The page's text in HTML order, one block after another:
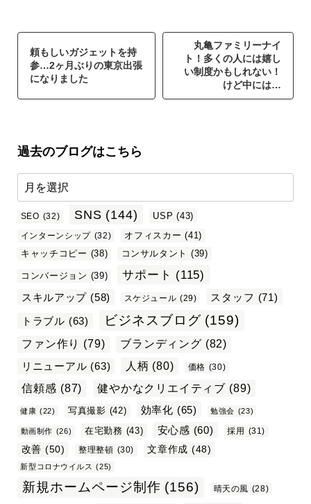
頼もしいガジェットを持
参…2ヶ月ぶりの東京出張
になりました
丸亀ファミリーナイ
ト！多くの人には嬉し
い制度かもしれない！
けど中には…
過去のブログはこちら
SEO (32) SNS (144) USP (43)
インターンシップ (32) オフィスカー (41)
キャッチコピー (38) コンサルタント (39)
コンバージョン (39) サポート (115)
スキルアップ (58) スケジュール (29) スタッフ (71)
トラブル (63) ビジネスブログ (159)
ファン作り (79) ブランディング (82)
リニューアル (63) 人柄 (80) 価格 (30)
信頼感 (87) 健やかなクリエイティブ (89)
健康 (22) 写真撮影 (42) 効率化 (65) 勉強会 (23)
動画制作 (26) 在宅勤務 (43) 安心感 (60) 採用 (31)
改善 (50) 整理整頓 (30) 文章作成 (48)
新型コロナウイルス (25)
新規ホームページ制作 (156) 晴天の風 (28)